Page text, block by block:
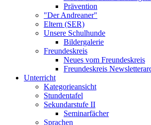
Prävention
"Der Andreaner"
Eltern (SER)
Unsere Schulhunde
Bildergalerie
Freundeskreis
Neues vom Freundeskreis
Freundeskreis
Unterricht
Kategorieansicht
Stundentafel
Sekundarstufe II
Seminarfächer
Sprachen